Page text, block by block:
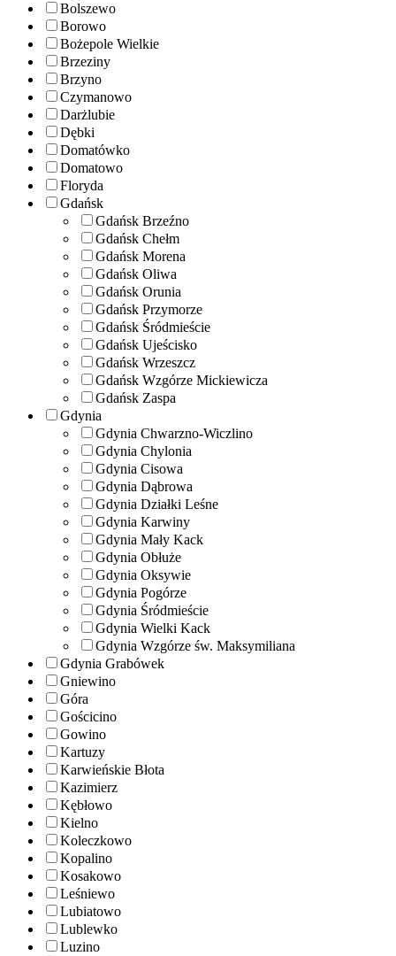
Bolszewo
Borowo
Bożepole Wielkie
Brzeziny
Brzyno
Czymanowo
Darżlubie
Dębki
Domatówko
Domatowo
Floryda
Gdańsk
Gdańsk Brzeźno
Gdańsk Chełm
Gdańsk Morena
Gdańsk Oliwa
Gdańsk Orunia
Gdańsk Przymorze
Gdańsk Śródmieście
Gdańsk Ujeścisko
Gdańsk Wrzeszcz
Gdańsk Wzgórze Mickiewicza
Gdańsk Zaspa
Gdynia
Gdynia Chwarzno-Wiczlino
Gdynia Chylonia
Gdynia Cisowa
Gdynia Dąbrowa
Gdynia Działki Leśne
Gdynia Karwiny
Gdynia Mały Kack
Gdynia Obłuże
Gdynia Oksywie
Gdynia Pogórze
Gdynia Śródmieście
Gdynia Wielki Kack
Gdynia Wzgórze św. Maksymiliana
Gdynia Grabówek
Gniewino
Góra
Gościcino
Gowino
Kartuzy
Karwieńskie Błota
Kazimierz
Kębłowo
Kielno
Koleczkowo
Kopalino
Kosakowo
Leśniewo
Lubiatowo
Lublewko
Luzino